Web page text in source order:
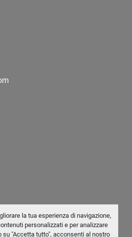
la tua esperienza di navigazione,
personalizzati e per analizzare
su "Accetta tutto", acconsenti al nostro